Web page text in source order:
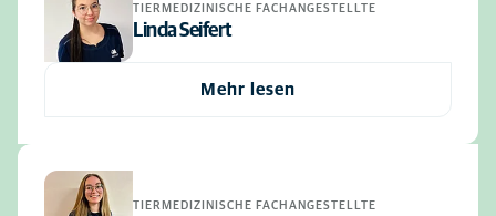
TIERMEDIZINISCHE FACHANGESTELLTE
Linda Seifert
Mehr lesen
TIERMEDIZINISCHE FACHANGESTELLTE